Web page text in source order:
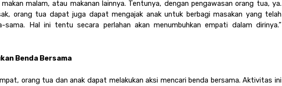
malam, atau makanan lainnya. Tentunya, dengan pengawasan orang tua, ya.
orang tua dapat juga dapat mengajak anak untuk berbagi masakan yang telah
sama. Hal ini tentu secara perlahan akan menumbuhkan empati dalam dirinya.”
Benda Bersama
orang tua dan anak dapat melakukan aksi mencari benda bersama. Aktivitas ini